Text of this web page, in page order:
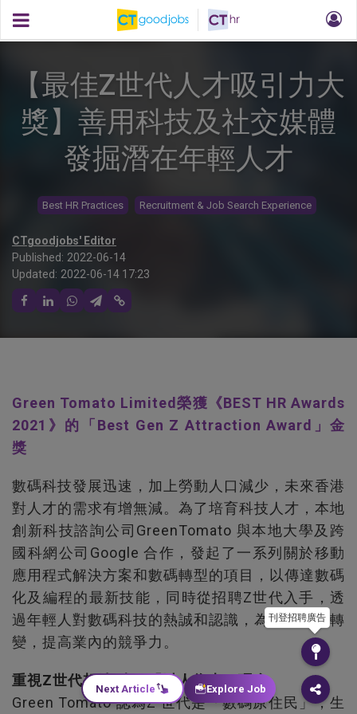
【最佳Z世代人才吸引力大
獎】善用科技及社交媒體
發掘潛在年輕人才
Best HR Practices Recruitment & Job Search Experience
CTgoodjobs' Editor
Published: 2022-06-14
Updated: 2022-06-14 17:23
Green Tomato Limited榮獲《BEST HR Awards
2021》的「Best Gen Z Attraction Award」金
獎
數碼科技發展迅速，加上勞動人口減少，未來香港
對人才的需求有增無減。為了培育科技人才，本地
創新科技諮詢公司GreenTomato 與本地大學及跨
國科網公司Google 合作，發起了一系列關於移動
應用程式解決方案和數碼轉型的項目，以傳達數碼
化及編程的最新技能，同時從招聘Z世代入手，透
過年輕人對數碼科技的熱誠和認識，為企業帶來轉
變，提高業內的競爭力。
重視Z世代想法 達至「以人為本」理念
Green Tomato 認為Z 世代是「數碼原住民」，生
刊登招聘廣告
Next Article Explore Job